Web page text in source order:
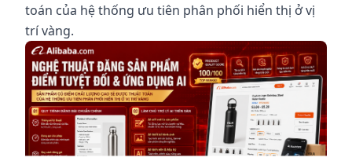
toán của hệ thống ưu tiên phân phối hiển thị ở vị
trí vàng.